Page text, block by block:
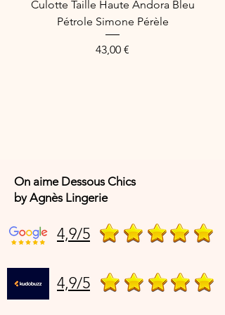
Culotte Taille Haute Andora Bleu
Pétrole Simone Pérèle
Price
43,00 €
On aime Dessous Chics
by Agnès Lingerie
4,9/5
4,9/5